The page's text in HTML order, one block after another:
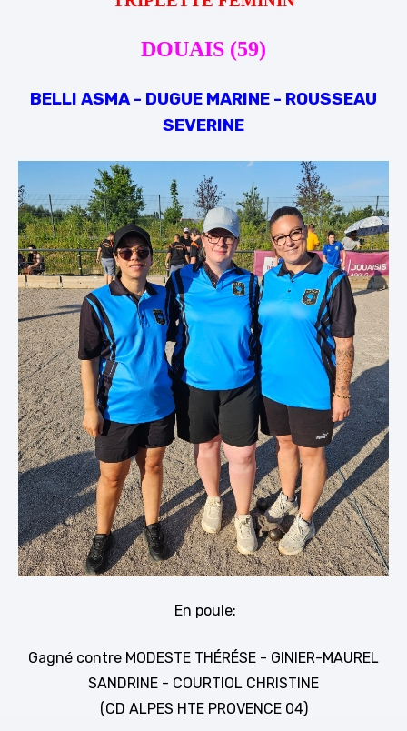
DOUAIS (59)
BELLI ASMA - DUGUE MARINE - ROUSSEAU
SEVERINE
En poule:
Gagné contre MODESTE THÉRÉSE - GINIER-MAUREL
SANDRINE - COURTIOL CHRISTINE
(CD ALPES HTE PROVENCE 04)